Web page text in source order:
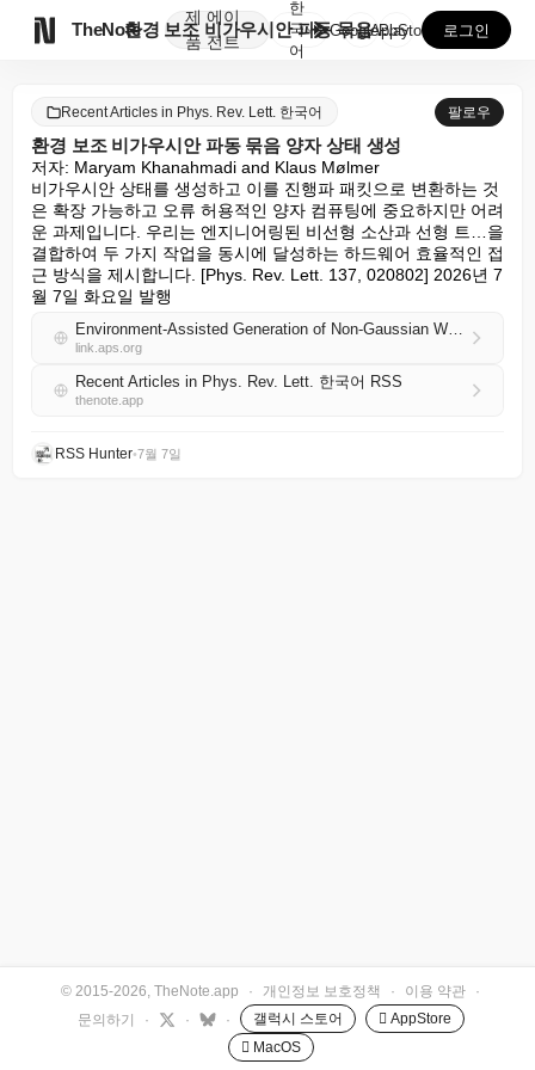
TheNote
제
품
에이
전트
환경 보조 비가우시안 파동 묶음 양자 상태 생성
한
국
어
GooglePlay
AppStore 로그인
Recent Articles in Phys. Rev. Lett. 한국어 팔로우
환경 보조 비가우시안 파동 묶음 양자 상태 생성
저자: Maryam Khanahmadi and Klaus Mølmer
비가우시안 상태를 생성하고 이를 진행파 패킷으로 변환하는 것
은 확장 가능하고 오류 허용적인 양자 컴퓨팅에 중요하지만 어려
운 과제입니다. 우리는 엔지니어링된 비선형 소산과 선형 트…을
결합하여 두 가지 작업을 동시에 달성하는 하드웨어 효율적인 접
근 방식을 제시합니다. [Phys. Rev. Lett. 137, 020802] 2026년 7
월 7일 화요일 발행
Environment-Assisted Generation of Non-Gaussian Wave-Packet Quantum States
link.aps.org
Recent Articles in Phys. Rev. Lett. 한국어 RSS
thenote.app
RSS Hunter•7월 7일
© 2015-2026, TheNote.app · 개인정보 보호정책 · 이용 약관
·
문의하기
· · · 갤럭시 스토어
 AppStore
 MacOS